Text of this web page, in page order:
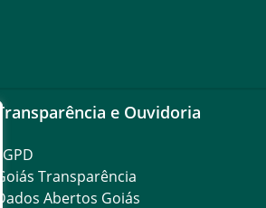
Transparência e Ouvidoria
LGPD
Goiás Transparência
Dados Abertos Goiás